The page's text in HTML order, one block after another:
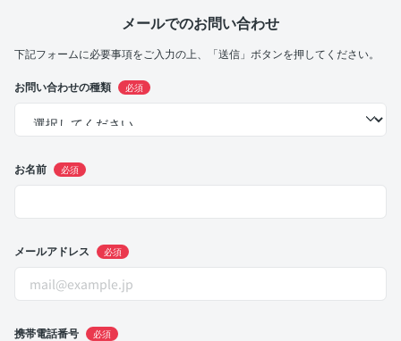
メールでのお問い合わせ
下記フォームに必要事項をご入力の上、「送信」ボタンを押してください。
お問い合わせの種類 必須
お名前 必須
メールアドレス 必須
携帯電話番号 必須